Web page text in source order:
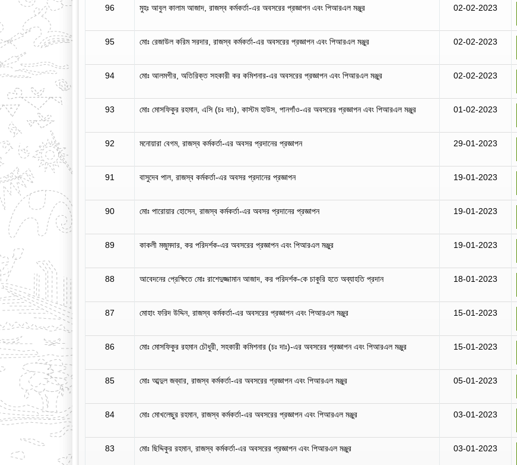
96 মুহঃ আবুল কালাম আজাদ, রাজস্ব কর্মকর্তা-এর অবসরের প্রজ্ঞাপন এবং পিআরএল মঞ্জুর 02-02-2023
95 মোঃ রেজাউল করিম সরদার, রাজস্ব কর্মকর্তা-এর অবসরের প্রজ্ঞাপন এবং পিআরএল মঞ্জুর 02-02-2023
94 মোঃ আলমগীর, অতিরিক্ত সহকারী কর কমিশনার-এর অবসরের প্রজ্ঞাপন এবং পিআরএল মঞ্জুর 02-02-2023
93 মোঃ মোসফিকুর রহমান, এসি (চঃ দাঃ), কাস্টম হাউস, পানগাঁও-এর অবসরের প্রজ্ঞাপন এবং পিআরএল মঞ্জুর 01-02-2023
92 মনোয়ারা বেগম, রাজস্ব কর্মকর্তা-এর অবসর প্রদানের প্রজ্ঞাপন 29-01-2023
91 বাসুদেব পাল, রাজস্ব কর্মকর্তা-এর অবসর প্রদানের প্রজ্ঞাপন 19-01-2023
90 মোঃ পারোয়ার হোসেন, রাজস্ব কর্মকর্তা-এর অবসর প্রদানের প্রজ্ঞাপন 19-01-2023
89 কাকলী মজুমদার, কর পরিদর্শক-এর অবসরের প্রজ্ঞাপন এবং পিআরএল মঞ্জুর 19-01-2023
88 আবেদনের প্রেক্ষিতে মোঃ রাশেদুজ্জামান আজাদ, কর পরিদর্শক-কে চাকুরি হতে অব্যাহতি প্রদান 18-01-2023
87 মোহাং ফরিদ উদ্দিন, রাজস্ব কর্মকর্তা-এর অবসরের প্রজ্ঞাপন এবং পিআরএল মঞ্জুর 15-01-2023
86 মোঃ মোসফিকুর রহমান চৌধুরী, সহকারী কমিশনার (চঃ দাঃ)-এর অবসরের প্রজ্ঞাপন এবং পিআরএল মঞ্জুর 15-01-2023
85 মোঃ আব্দুল জব্বার, রাজস্ব কর্মকর্তা-এর অবসরের প্রজ্ঞাপন এবং পিআরএল মঞ্জুর 05-01-2023
84 মোঃ মোখলেছুর রহমান, রাজস্ব কর্মকর্তা-এর অবসরের প্রজ্ঞাপন এবং পিআরএল মঞ্জুর 03-01-2023
83 মোঃ ছিদ্দিকুর রহমান, রাজস্ব কর্মকর্তা-এর অবসরের প্রজ্ঞাপন এবং পিআরএল মঞ্জুর 03-01-2023